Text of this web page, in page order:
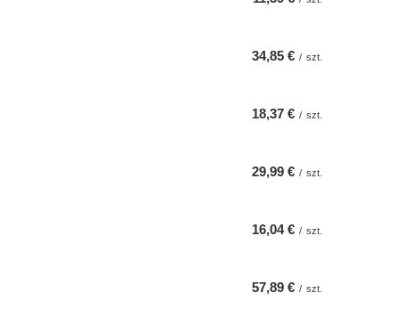
34,85 € / szt.
18,37 € / szt.
29,99 € / szt.
16,04 € / szt.
57,89 € / szt.